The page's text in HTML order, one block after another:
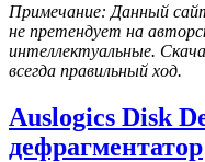
Примечание: Данный
не претендует на
интеллектуальные.
всегда правильный ход.
Auslogics Disk
дефрагментатор